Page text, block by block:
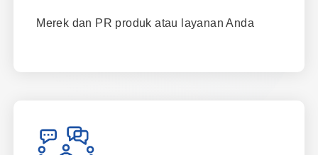
Merek dan PR produk atau layanan Anda